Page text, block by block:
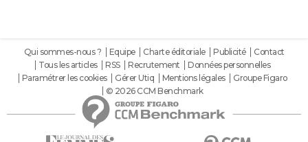
Qui sommes-nous ? Equipe Charte éditoriale Publicité
Contact
Tous les articles
RSS Recrutement
Données personnelles
Paramétrer les cookies
Gérer Utiq Mentions légales
Groupe Figaro
© 2026 CCM Benchmark